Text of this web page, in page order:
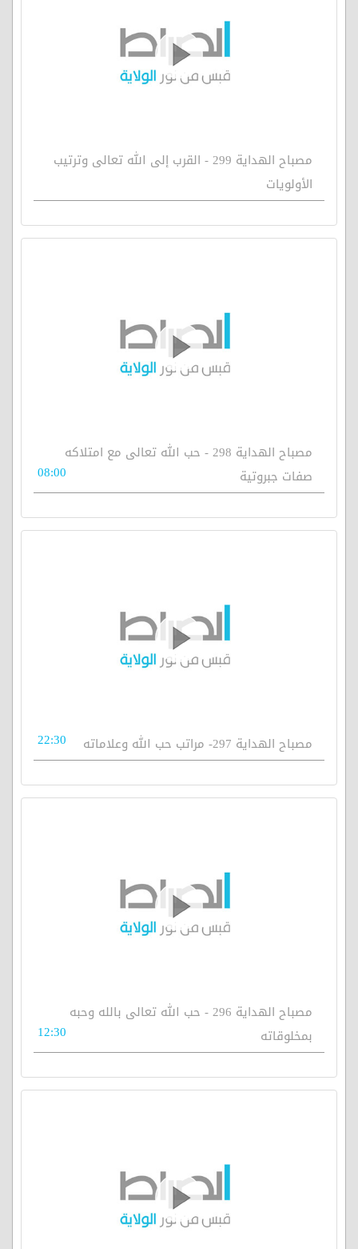
مصباح الهداية 299 - القرب إلى الله تعالى وترتيب
الأولويات
مصباح الهداية 298 - حب الله تعالى مع امتلاكه
صفات جبروتية
08:00
مصباح الهداية 297- مراتب حب الله وعلاماته 22:30
مصباح الهداية 296 - حب الله تعالى بالله وحبه
بمخلوقاته
12:30